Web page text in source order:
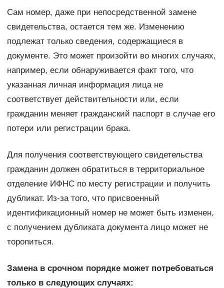
Сам номер, даже при непосредственной замене
свидетельства, остается тем же. Изменению
подлежат только сведения, содержащиеся в
документе. Это может произойти во многих случаях,
например, если обнаруживается факт того, что
указанная личная информация лица не
соответствует действительности или, если
гражданин меняет гражданский паспорт в случае его
потери или регистрации брака.
Для получения соответствующего свидетельства
гражданин должен обратиться в территориальное
отделение ИФНС по месту регистрации и получить
дубликат. Из-за того, что присвоенный
идентификационный номер не может быть изменен,
с получением дубликата документа лицо может не
торопиться.
Замена в срочном порядке может потребоваться
только в следующих случаях: